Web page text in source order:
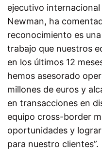
ejecutivo internacional
Newman, ha
reconocimiento es
trabajo que nuestros
en los últimos 12
hemos asesorado
millones de euros y
en transacciones en
equipo cross-border
oportunidades y
para nuestro clientes”.